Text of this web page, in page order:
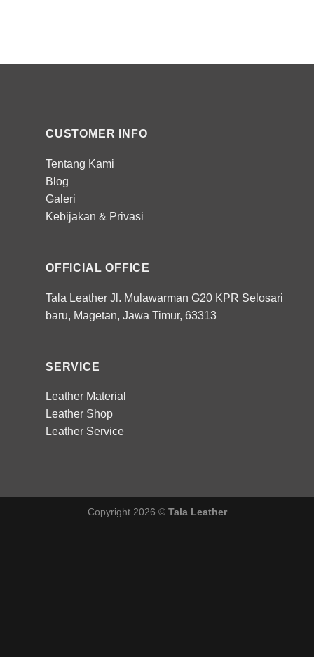
CUSTOMER INFO
Tentang Kami
Blog
Galeri
Kebijakan & Privasi
OFFICIAL OFFICE
Tala Leather Jl. Mulawarman G20 KPR Selosari
baru, Magetan, Jawa Timur, 63313
SERVICE
Leather Material
Leather Shop
Leather Service
Copyright 2026 © Tala Leather